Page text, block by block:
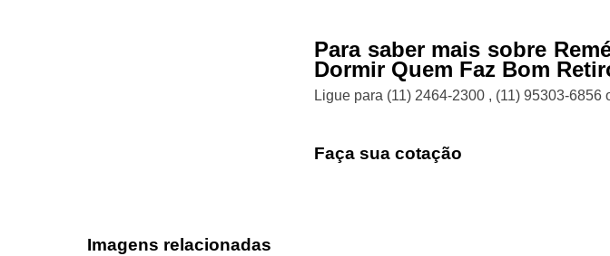
Para saber mais sobre
Dormir Quem Faz Bom
Ligue para (11) 2464-2300 , (11) 95303-6856
Faça sua cotação
Imagens relacionadas